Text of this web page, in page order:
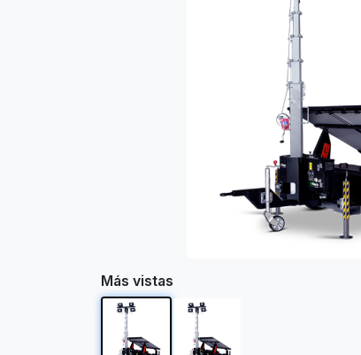
Más vistas